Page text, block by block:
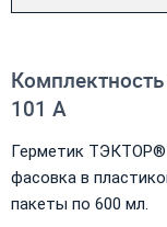
101 А
Герметик ТЭКТОР®
фасовка в
пакеты по 600 мл.